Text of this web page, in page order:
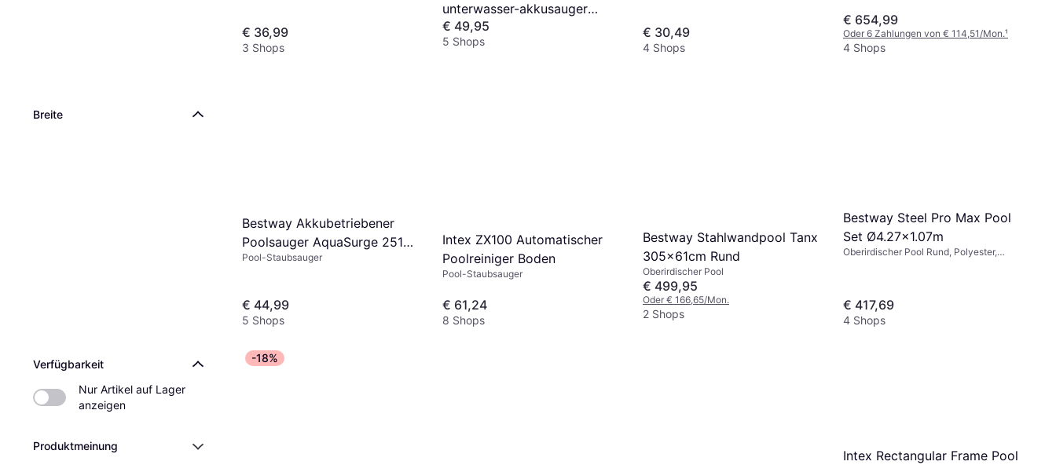
Breite
Verfügbarkeit
Nur Artikel auf Lager
anzeigen
Produktmeinung
€ 36,99
3 Shops
unterwasser-akkusauger
reinigung 16,8x9,8x155 cm
60327 6 cm
€ 49,95
5 Shops
€ 30,49
4 Shops
€ 654,99
Oder 6 Zahlungen von € 114,51/Mon.¹
4 Shops
Bestway Akkubetriebener
Poolsauger AquaSurge 251
cm
Pool-Staubsauger
€ 44,99
5 Shops
Intex ZX100 Automatischer
Poolreiniger Boden
Pool-Staubsauger
€ 61,24
8 Shops
Bestway Stahlwandpool Tanx
305x61cm Rund
Oberirdischer Pool
€ 499,95
Oder € 166,65/Mon.
2 Shops
Bestway Steel Pro Max Pool
Set Ø4.27x1.07m
Oberirdischer Pool Rund, Polyester,
€ 417,69
4 Shops
-18%
Intex Rectangular Frame Pool